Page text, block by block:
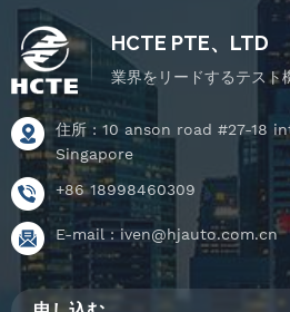
HCTE PTE、LTD
業界をリードするテスト
住所 : 10 anson road #27-18
Singapore
+86 18998460309
E-mail :iven@hjauto.com.cn